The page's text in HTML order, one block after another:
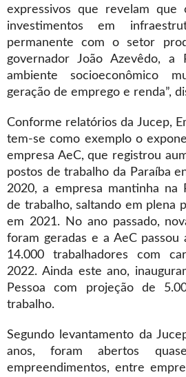
expressivos que revelam que
investimentos em
permanente com o setor
governador João Azevêdo, a
ambiente socioeconômico
geração de emprego e renda”,
Conforme relatórios da Jucep,
tem-se como exemplo o
empresa AeC, que registrou
postos de trabalho da Paraíba
2020, a empresa mantinha na
de trabalho, saltando em plena
em 2021. No ano passado,
foram geradas e a AeC
14.000 trabalhadores com
2022. Ainda este ano,
Pessoa com projeção de
trabalho.
Segundo levantamento da
anos, foram abertos
empreendimentos, entre